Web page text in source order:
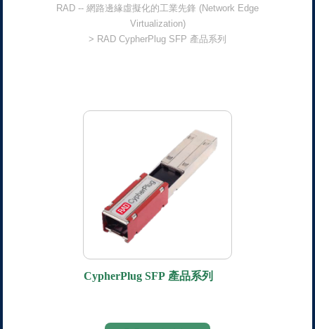
RAD -- 網路邊緣虛擬化的工業先鋒 (Network Edge
Virtualization)
RAD CypherPlug SFP 產品系列
CypherPlug SFP 產品系列